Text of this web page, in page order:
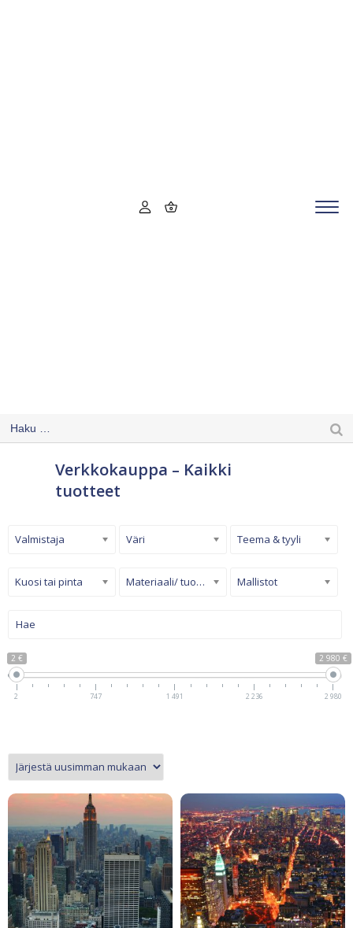
Verkkokauppa – Kaikki
tuotteet
2 € 2 980 €
2 747 1 491 2 236 2 980
Valmistaja Väri Teema & tyyli
Kuosi tai pinta Materiaali/ tuotetyyppi Mallistot